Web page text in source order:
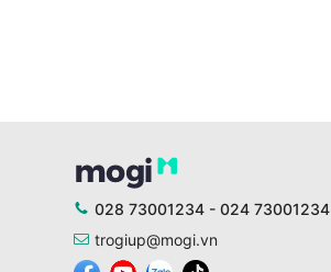
028 73001234 - 024 73001234
trogiup@mogi.vn